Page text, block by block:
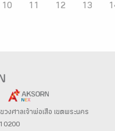
10 11 12 13
ขวงศาลเจ้าพ่อเสือ เขตพระนคร